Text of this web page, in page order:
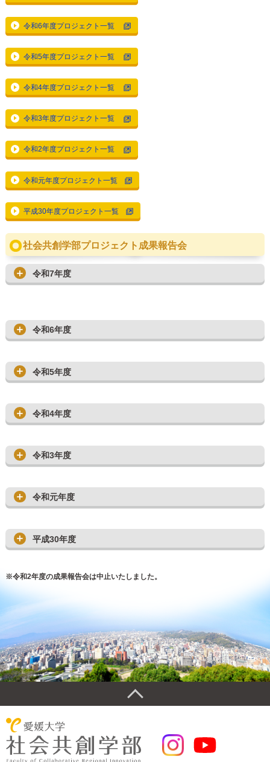
令和6年度プロジェクト一覧
令和5年度プロジェクト一覧
令和4年度プロジェクト一覧
令和3年度プロジェクト一覧
令和2年度プロジェクト一覧
令和元年度プロジェクト一覧
平成30年度プロジェクト一覧
社会共創学部プロジェクト成果報告会
令和7年度
令和6年度
令和5年度
令和4年度
令和3年度
令和元年度
平成30年度
※令和2年度の成果報告会は中止いたしました。